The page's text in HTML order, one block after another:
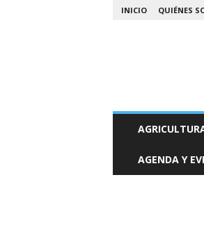
INICIO QUIÉNES
N
AGENDA Y